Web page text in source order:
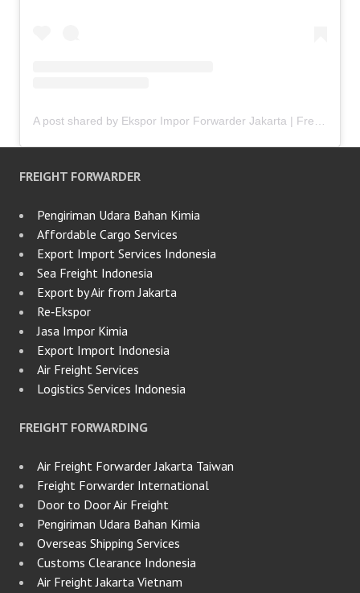
FREIGHT FORWARDER
Pengiriman Udara Bahan Kimia
Affordable Cargo Services
Export Import Services Indonesia
Sea Freight Indonesia
Export by Air from Jakarta
Re‑Ekspor
Jasa Impor Kimia
Export Import Indonesia
Air Freight Services
Logistics Services Indonesia
FREIGHT FORWARDING
Air Freight Forwarder Jakarta Taiwan
Freight Forwarder International
Door to Door Air Freight
Pengiriman Udara Bahan Kimia
Overseas Shipping Services
Customs Clearance Indonesia
Air Freight Jakarta Vietnam